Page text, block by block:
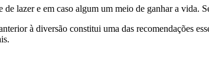
lazer e em caso algum um meio de ganhar a vida.
à diversão constitui uma das recomendações